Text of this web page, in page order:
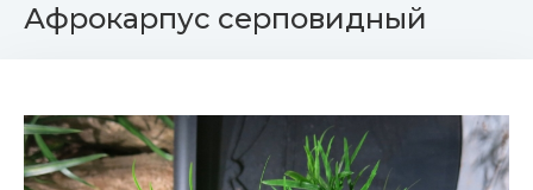
Афрокарпус серповидный